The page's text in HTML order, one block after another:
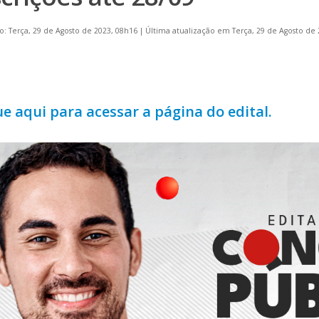
Terça, 29 de Agosto de 2023, 08h16 | Última atualização em Terça, 29 de Agosto de
aqui para acessar a página do edital.